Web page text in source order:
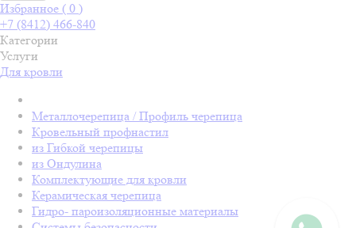
Избранное ( 0 )
+7 (8412) 466-840
Категории
Услуги
Для кровли
Металлочерепица / Профиль черепица
Кровельный профнастил
из Гибкой черепицы
из Ондулина
Комплектующие для кровли
Керамическая черепица
Гидро- пароизоляционные материалы